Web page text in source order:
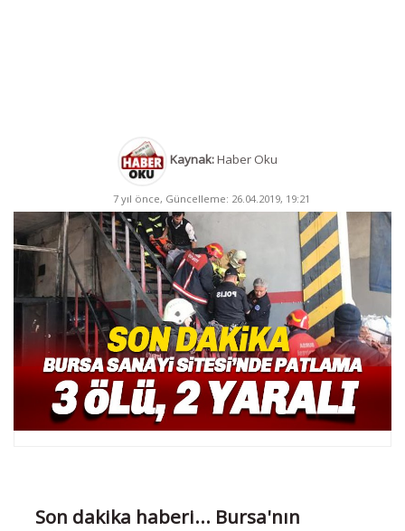
Kaynak:Haber Oku
7 yıl önce, Güncelleme: 26.04.2019, 19:21
Son dakika haberi... Bursa'nın